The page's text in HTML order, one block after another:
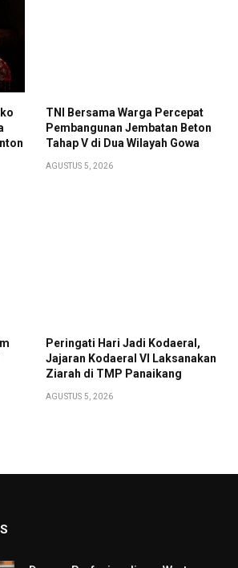
TNI Bersama Warga Percepat
Pembangunan Jembatan Beton
Tahap V di Dua Wilayah Gowa
AGUSTUS 5, 2026
Peringati Hari Jadi Kodaeral,
Jajaran Kodaeral VI Laksanakan
Ziarah di TMP Panaikang
AGUSTUS 5, 2026